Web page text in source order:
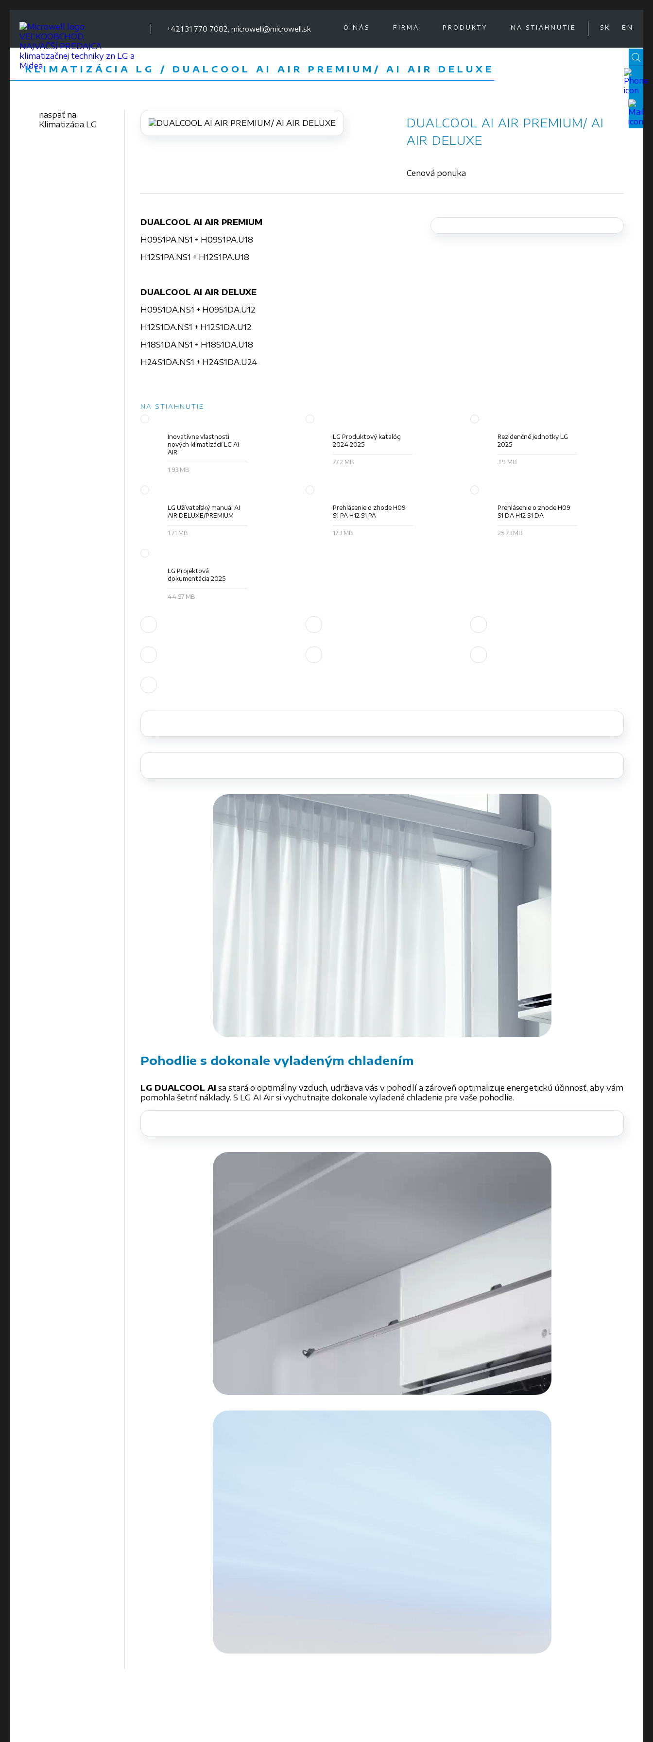
VEĽKOOBCHOD,
NAJVÄČŠÍ PREDAJCA
klimatizačnej techniky zn LG a
Midea
+421 31 770 7082, microwell@microwell.sk O NÁS FIRMA PRODUKTY NA STIAHNUTIE SK EN
KLIMATIZÁCIA LG / DUALCOOL AI AIR PREMIUM/ AI AIR DELUXE
naspäť na
Klimatizácia LG
DUALCOOL AI AIR PREMIUM/ AI
AIR DELUXE
Cenová ponuka
DUALCOOL AI AIR PREMIUM
H09S1PA.NS1 + H09S1PA.U18
H12S1PA.NS1 + H12S1PA.U18
DUALCOOL AI AIR DELUXE
H09S1DA.NS1 + H09S1DA.U12
H12S1DA.NS1 + H12S1DA.U12
H18S1DA.NS1 + H18S1DA.U18
H24S1DA.NS1 + H24S1DA.U24
NA STIAHNUTIE
Inovatívne vlastnosti
nových klimatizácií LG AI
AIR
1.93 MB
LG Produktový katalóg
2024 2025
77.2 MB
Rezidenčné jednotky LG
2025
3.9 MB
LG Užívateľský manuál AI
AIR DELUXE/PREMIUM
1.71 MB
Prehlásenie o zhode H09
S1 PA H12 S1 PA
17.3 MB
Prehlásenie o zhode H09
S1 DA H12 S1 DA
25.73 MB
LG Projektová
dokumentácia 2025
44.57 MB
Pohodlie s dokonale vyladeným chladením
LG DUALCOOL AI sa stará o optimálny vzduch, udržiava vás v pohodlí a zároveň optimalizuje energetickú účinnosť, aby vám
pomohla šetriť náklady. S LG AI Air si vychutnajte dokonale vyladené chladenie pre vaše pohodlie.